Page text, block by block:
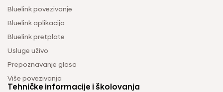
Bluelink povezivanje
Bluelink aplikacija
Bluelink pretplate
Usluge uživo
Prepoznavanje glasa
Više povezivanja
Tehničke informacije i školovanja